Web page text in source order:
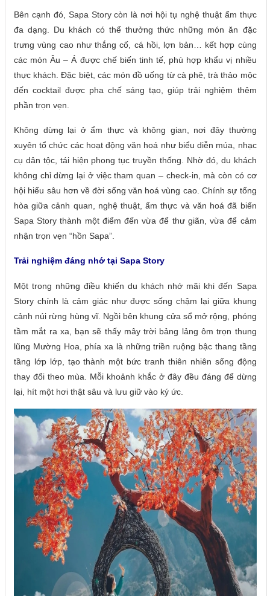
Bên cạnh đó, Sapa Story còn là nơi hội tụ nghệ thuật ẩm thực
đa dạng. Du khách có thể thưởng thức những món ăn đặc
trưng vùng cao như thắng cố, cá hồi, lợn bản… kết hợp cùng
các món Âu – Á được chế biến tinh tế, phù hợp khẩu vị nhiều
thực khách. Đặc biệt, các món đồ uống từ cà phê, trà thảo mộc
đến cocktail được pha chế sáng tạo, giúp trải nghiệm thêm
phần trọn vẹn.
Không dừng lại ở ẩm thực và không gian, nơi đây thường
xuyên tổ chức các hoạt động văn hoá như biểu diễn múa, nhạc
cụ dân tộc, tái hiện phong tục truyền thống. Nhờ đó, du khách
không chỉ dừng lại ở việc tham quan – check-in, mà còn có cơ
hội hiểu sâu hơn về đời sống văn hoá vùng cao. Chính sự tổng
hòa giữa cảnh quan, nghệ thuật, ẩm thực và văn hoá đã biến
Sapa Story thành một điểm đến vừa để thư giãn, vừa để cảm
nhận trọn vẹn “hồn Sapa”.
Trải nghiệm đáng nhớ tại Sapa Story
Một trong những điều khiến du khách nhớ mãi khi đến Sapa
Story chính là cảm giác như được sống chậm lại giữa khung
cảnh núi rừng hùng vĩ. Ngồi bên khung cửa sổ mở rộng, phóng
tầm mắt ra xa, bạn sẽ thấy mây trời bảng lảng ôm trọn thung
lũng Mường Hoa, phía xa là những triền ruộng bậc thang tầng
tầng lớp lớp, tạo thành một bức tranh thiên nhiên sống động
thay đổi theo mùa. Mỗi khoảnh khắc ở đây đều đáng để dừng
lại, hít một hơi thật sâu và lưu giữ vào ký ức.